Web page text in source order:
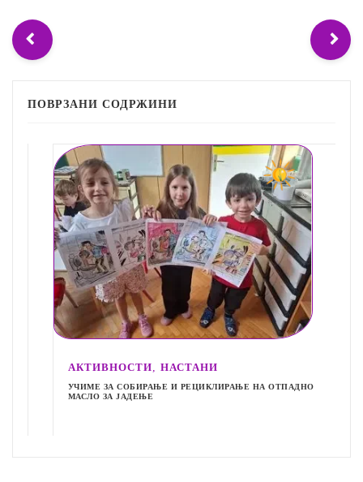
ПОВРЗАНИ СОДРЖИНИ
АКТИВНОСТИ,НАСТАНИ
УЧИМЕ ЗА СОБИРАЊЕ И РЕЦИКЛИРАЊЕ НА ОТПАДНО
МАСЛО ЗА ЈАДЕЊЕ